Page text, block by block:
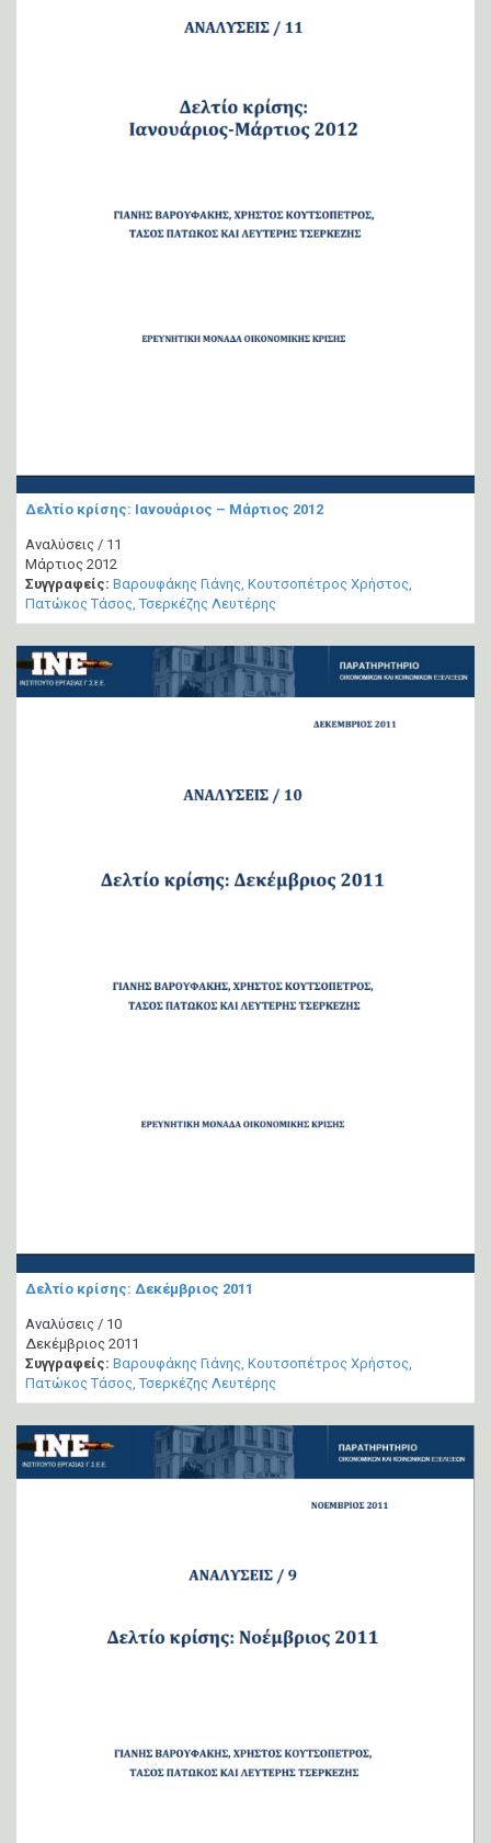
Δελτίο κρίσης: Ιανουάριος – Μάρτιος 2012
Αναλύσεις / 11
Μάρτιος 2012
Συγγραφείς: Βαρουφάκης Γιάνης Κουτσοπέτρος Χρήστος
Πατώκος Τάσος Τσερκέζης Λευτέρης
Δελτίο κρίσης: Δεκέμβριος 2011
Αναλύσεις / 10
Δεκέμβριος 2011
Συγγραφείς: Βαρουφάκης Γιάνης Κουτσοπέτρος Χρήστος
Πατώκος Τάσος Τσερκέζης Λευτέρης